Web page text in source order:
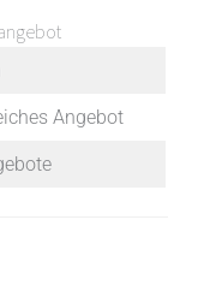
Angebot